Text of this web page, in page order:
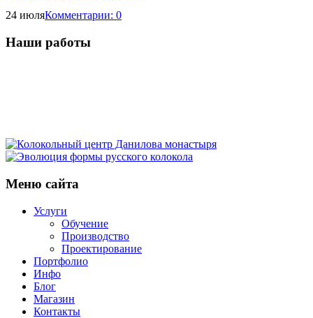
24 июляКомментарии: 0
Наши работы
в
Московский
лекция
в
Троице-
Сергиевой
Лавре
в
Ростов
Великий
Московский
детский
звонарей
Фестиваль
звонов
«Даниловские
колокола»
Колокола
для
храма
Вооруженных
России
центр
Данилова
монастыря
Эволюция
формы
русского
колокола
Меню сайта
Услуги
Обучение
Производство
Проектирование
Портфолио
Инфо
Блог
Магазин
Контакты